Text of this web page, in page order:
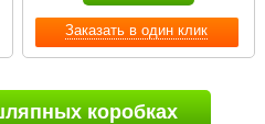
Заказать в один клик
коробках